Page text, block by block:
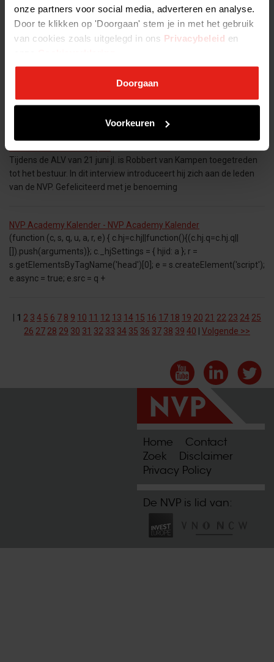
onze partners voor social media, adverteren en analyse.
Door te klikken op 'Doorgaan' stem je in met het gebruik
van cookies zoals uitgelegd in ons Privacybeleid en
Doorgaan
Voorkeuren
webinars en heeft als doel zoveel mogelijk in te
Even voorstellen: Ariane, onze nieuwe Manager NVP Academy -
Ik ben Ariane en sinds kort de manager van NVP Academy. In deze
rol geef ik richting aan de Academy en bouw ik mee aan
programma’s en trainingen die relevant
Tijdens de ALV van 21 juni jl. is Robbert van Kampen toegetreden
tot het bestuur. In dit interview introduceert hij zich aan de leden
van de NVP. Gefeliciteerd met je benoeming
NVP Academy Kalender - NVP Academy Kalender
(function (c, s, q, u, a, r, e) { c.hj=c.hj||function(){(c.hj.q=c.hj.q||
[]).push(arguments)}; c._hjSettings = { hjid: a }; r =
s.getElementsByTagName('head')[0]; e = s.createElement('script');
e.async = true; e.src = q +
1 2 3 4 5 6 7 8 9 10 11 12 13 14 15 16 17 18 19 20 21 22 23 24 25
26 27 28 29 30 31 32 33 34 35 36 37 38 39 40 Volgende >>
Home
Contact
Zoek
Disclaimer
Privacy Policy
De NVP is lid van: